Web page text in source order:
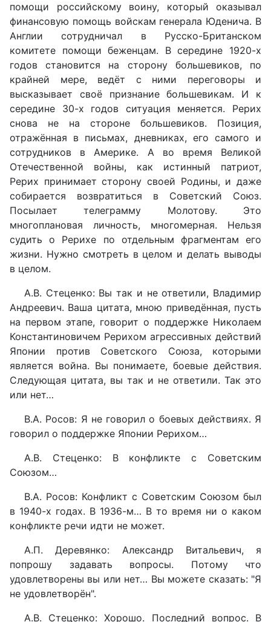
помощи российскому воину, который оказывал
финансовую помощь войскам генерала Юденича. В
Англии сотрудничал в Русско-Британском
комитете помощи беженцам. В середине 1920-х
годов становится на сторону большевиков, по
крайней мере, ведёт с ними переговоры и
высказывает своё признание большевикам. И к
середине 30-х годов ситуация меняется. Рерих
снова не на стороне большевиков. Позиция,
отражённая в письмах, дневниках, его самого и
сотрудников в Америке. А во время Великой
Отечественной войны, как истинный патриот,
Рерих принимает сторону своей Родины, и даже
собирается возвратиться в Советский Союз.
Посылает телеграмму Молотову. Это
многоплановая личность, многомерная. Нельзя
судить о Рерихе по отдельным фрагментам его
жизни. Нужно смотреть в целом и делать выводы
в целом.
А.В. Стеценко: Вы так и не ответили, Владимир
Андреевич. Ваша цитата, мною приведённая, пусть
на первом этапе, говорит о поддержке Николаем
Константиновичем Рерихом агрессивных действий
Японии против Советского Союза, которыми
является война. Вы понимаете, боевые действия.
Следующая цитата, вы так и не ответили. Так это
или нет…
В.А. Росов: Я не говорил о боевых действиях. Я
говорил о поддержке Японии Рерихом…
А.В. Стеценко: В конфликте с Советским
Союзом…
В.А. Росов: Конфликт с Советским Союзом был
в 1940-х годах. В 1936-м… В то время ни о каком
конфликте речи идти не может.
А.П. Деревянко: Александр Витальевич, я
попрошу задавать вопросы. Потому что
удовлетворены вы или нет… Вы можете сказать: "Я
не удовлетворён".
А.В. Стеценко: Хорошо. Последний вопрос. В